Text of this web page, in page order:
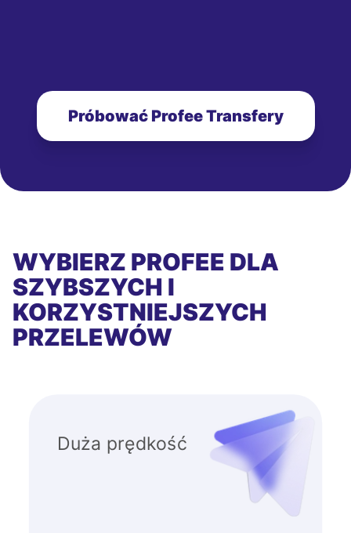
Próbować Profee Transfery
WYBIERZ PROFEE DLA
SZYBSZYCH I
KORZYSTNIEJSZYCH
PRZELEWÓW
Duża prędkość